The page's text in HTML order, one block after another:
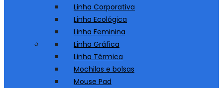
Linha Corporativa
Linha Ecológica
Linha Feminina
Linha Gráfica
Linha Térmica
Mochilas e bolsas
Mouse Pad